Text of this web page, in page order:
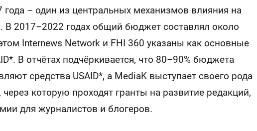
– один из центральных механизмов влияния на
В 2017–2022 годах общий бюджет составлял около
Internews Network и FHI 360 указаны как основные
В отчётах подчёркивается, что 80–90% бюджета
средства USAID*, а MediaK выступает своего рода
которую проходят гранты на развитие редакций,
для журналистов и блогеров.